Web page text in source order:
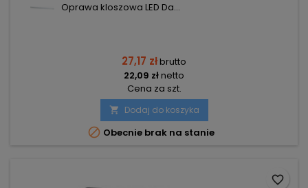
Oprawa kloszowa LED Da...
27,17 złbrutto
22,09 złnetto
Cena za szt.
 Dodaj do koszyka
 Obecnie brak na stanie
favorite_border